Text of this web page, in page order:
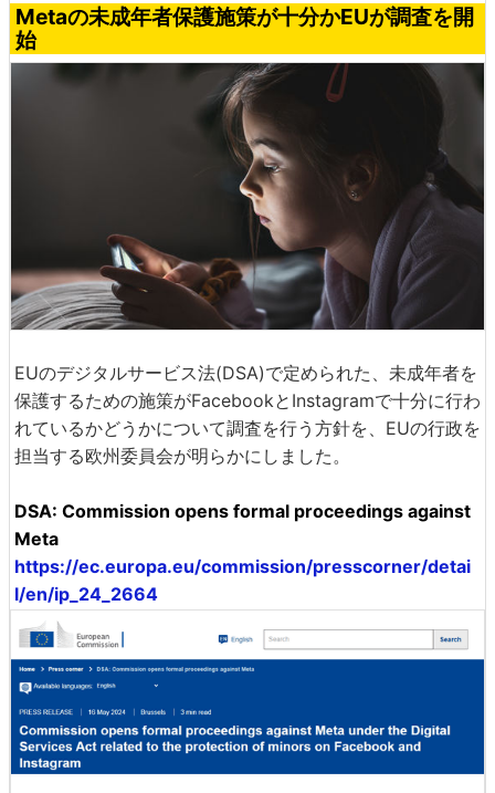
Metaの未成年者保護施策が十分かEUが調査を開
始
EUのデジタルサービス法(DSA)で定められた、未成年者を
保護するための施策がFacebookとInstagramで十分に行わ
れているかどうかについて調査を行う方針を、EUの行政を
担当する欧州委員会が明らかにしました。
DSA: Commission opens formal proceedings against
Meta
https://ec.europa.eu/commission/presscorner/detai
l/en/ip_24_2664